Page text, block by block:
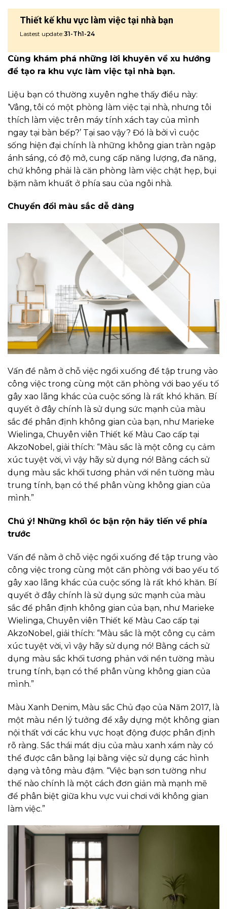
Thiết kế khu vực làm việc tại nhà bạn
Lastest update:31-Th1-24
Cùng khám phá những lời khuyên về xu hướng
để tạo ra khu vực làm việc tại nhà bạn.
Liệu bạn có thường xuyên nghe thấy điều này:
‘Vâng, tôi có một phòng làm việc tại nhà, nhưng tôi
thích làm việc trên máy tính xách tay của mình
ngay tại bàn bếp?’ Tại sao vậy? Đó là bởi vì cuộc
sống hiện đại chính là những không gian tràn ngập
ánh sáng, có độ mở, cung cấp năng lượng, đa năng,
chứ không phải là căn phòng làm việc chật hẹp, bụi
bặm nằm khuất ở phía sau của ngôi nhà.
Chuyển đổi màu sắc dễ dàng
Vấn đề nằm ở chỗ việc ngồi xuống để tập trung vào
công việc trong cùng một căn phòng với bao yếu tố
gây xao lãng khác của cuộc sống là rất khó khăn. Bí
quyết ở đây chính là sử dụng sức mạnh của màu
sắc để phân định không gian của bạn, như Marieke
Wielinga, Chuyên viên Thiết kế Màu Cao cấp tại
AkzoNobel, giải thích: “Màu sắc là một công cụ cảm
xúc tuyệt vời, vì vậy hãy sử dụng nó! Bằng cách sử
dụng màu sắc khối tương phản với nền tường màu
trung tính, bạn có thể phân vùng không gian của
mình.”
Chú ý! Những khối óc bận rộn hãy tiến về phía
trước
Vấn đề nằm ở chỗ việc ngồi xuống để tập trung vào
công việc trong cùng một căn phòng với bao yếu tố
gây xao lãng khác của cuộc sống là rất khó khăn. Bí
quyết ở đây chính là sử dụng sức mạnh của màu
sắc để phân định không gian của bạn, như Marieke
Wielinga, Chuyên viên Thiết kế Màu Cao cấp tại
AkzoNobel, giải thích: “Màu sắc là một công cụ cảm
xúc tuyệt vời, vì vậy hãy sử dụng nó! Bằng cách sử
dụng màu sắc khối tương phản với nền tường màu
trung tính, bạn có thể phân vùng không gian của
mình.”
Màu Xanh Denim, Màu sắc Chủ đạo của Năm 2017, là
một màu nền lý tưởng để xây dựng một không gian
nội thất với các khu vực hoạt động được phân định
rõ ràng. Sắc thái mát dịu của màu xanh xám này có
thể được cân bằng lại bằng việc sử dụng các hình
dạng và tông màu đậm. “Việc bạn sơn tường như
thế nào chính là một cách đơn giản mà mạnh mẽ
để phân biệt giữa khu vực vui chơi với không gian
làm việc.”